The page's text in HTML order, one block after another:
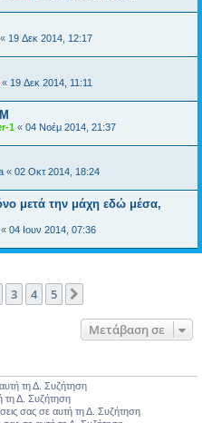
« 19 Δεκ 2014, 12:17
« 19 Δεκ 2014, 11:11
1 « 04 Νοέμ 2014, 21:37
« 02 Οκτ 2014, 18:24
μετά την μάχη εδώ μέσα,
« 04 Ιουν 2014, 07:36
3 4 5
Μετάβαση σε
τη Δ. Συζήτηση
τη Δ. Συζήτηση
σας σε αυτή τη Δ. Συζήτηση